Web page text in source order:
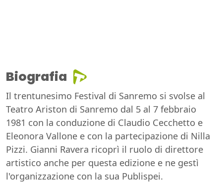
Biografia
Il trentunesimo Festival di Sanremo si svolse al
Teatro Ariston di Sanremo dal 5 al 7 febbraio
1981 con la conduzione di Claudio Cecchetto e
Eleonora Vallone e con la partecipazione di Nilla
Pizzi. Gianni Ravera ricoprì il ruolo di direttore
artistico anche per questa edizione e ne gestì
l'organizzazione con la sua Publispei.